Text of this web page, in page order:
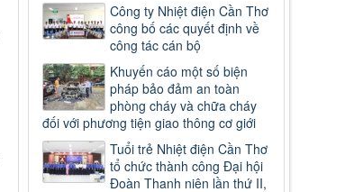
Công ty Nhiệt điện Cần Thơ
công bố các quyết định về
công tác cán bộ
Khuyến cáo một số biện
pháp bảo đảm an toàn
phòng cháy và chữa cháy
đối với phương tiện giao thông cơ giới
Tuổi trẻ Nhiệt điện Cần Thơ
tổ chức thành công Đại hội
Đoàn Thanh niên lần thứ II,